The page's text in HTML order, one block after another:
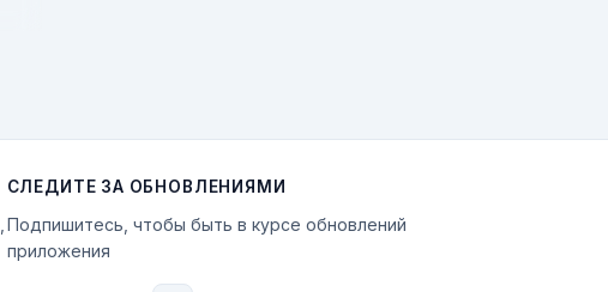
СЛЕДИТЕ ЗА ОБНОВЛЕНИЯМИ
Подпишитесь, чтобы быть в курсе обновлений
приложения